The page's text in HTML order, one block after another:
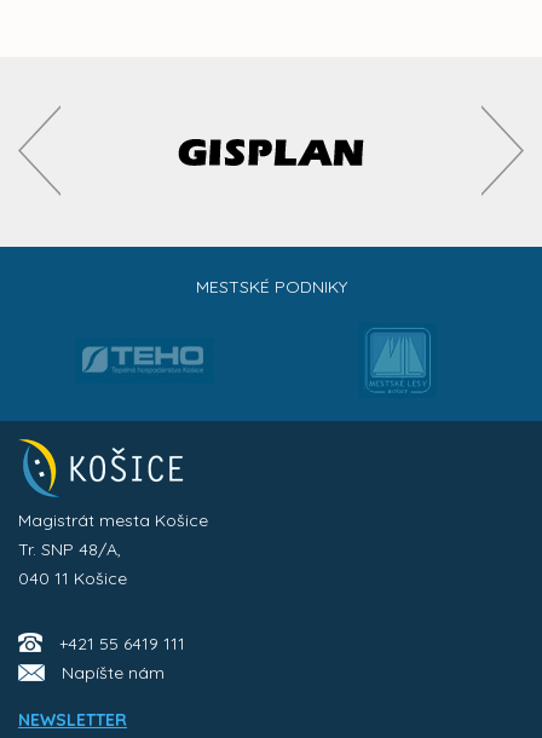
MESTSKÉ PODNIKY
Magistrát mesta Košice
Tr. SNP 48/A,
040 11 Košice
+421 55 6419 111
Napíšte nám
NEWSLETTER